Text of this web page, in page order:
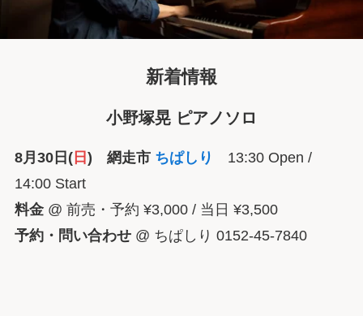
新着情報
小野塚晃 ピアノソロ
8月30日(日 ) 網走市 ちぱしり
13:30 Open /
14:00 Start
料金@ 前売・予約 ¥3,000 / 当日 ¥3,500
予約・問い合わせ@ ちぱしり 0152-45-7840